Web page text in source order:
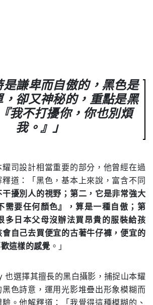
是謙卑而自傲的，黑色是
，卻又神秘的，重點是黑
我不打擾你，你也別煩
我。』」
司設計相當重要的部分，他曾經在過
道：「黑色，基本上來說，富含不同
擾別人的視野；第二，它是非常強大
需要任何顏色』，算是一種自傲；第
多日本父母沒辦法買昂貴的服裝給孩
自己去買便宜的古著牛仔褲，便宜的
這樣的感覺 。」
也選擇其擅長的黑白攝影，捕捉山本耀
色詩意，運用光影堆疊出形象模糊而
。他解釋道：「我覺得這種模糊的、